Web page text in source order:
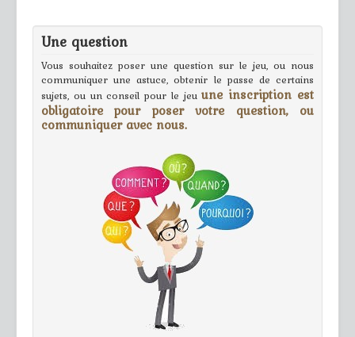
Une question
Vous souhaitez poser une question sur le jeu, ou nous
communiquer une astuce, obtenir le passe de certains
sujets, ou un conseil pour le jeuune inscription est
obligatoire pour poser votre question, ou
communiquer avec nous.